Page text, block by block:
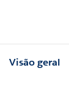
Visão geral